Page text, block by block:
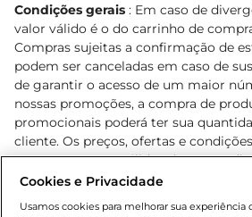
Condições gerais : Em caso de
valor válido é o do carrinho de
Compras sujeitas a confirmação de
podem ser canceladas em caso de
de garantir o acesso de um maior
nossas promoções, a compra de
promocionais poderá ter sua
cliente. Os preços, ofertas e
o e-commerce e válidos durante o
sofrer alterações sem prévia
Cookies e Privacidade
Usamos cookies para melhorar sua experiência